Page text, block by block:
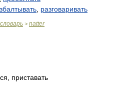
разговаривать
> natter
приставать